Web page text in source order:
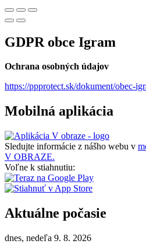
GDPR obce Igram
Ochrana osobných údajov
https://ppprotect.sk/dokument/obec-
Mobilná aplikácia
Sledujte informácie z nášho webu v
V OBRAZE.
Voľne k stiahnutiu:
Aktuálne počasie
dnes, nedeľa 9. 8. 2026